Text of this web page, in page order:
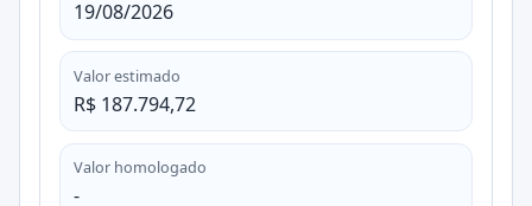
19/08/2026
Valor estimado
R$ 187.794,72
Valor homologado
-